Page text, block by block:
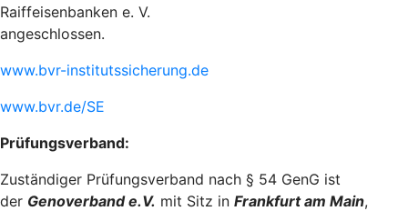
Raiffeisenbanken e. V.
angeschlossen.
www.bvr-institutssicherung.de
www.bvr.de/SE
Prüfungsverband:
Zuständiger Prüfungsverband nach § 54 GenG ist
der Genoverband e.V. mit Sitz in Frankfurt am Main,